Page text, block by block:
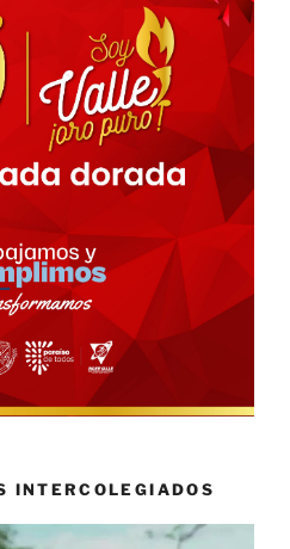
INTERCOLEGIADOS